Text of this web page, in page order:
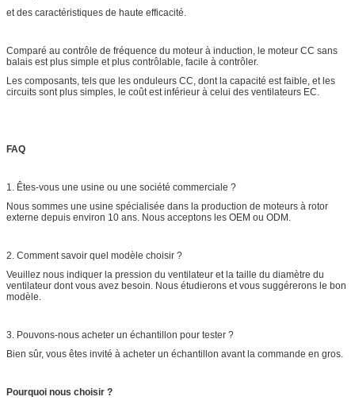
et des caractéristiques de haute efficacité.
Comparé au contrôle de fréquence du moteur à induction, le moteur CC sans
balais est plus simple et plus contrôlable, facile à contrôler.
Les composants, tels que les onduleurs CC, dont la capacité est faible, et les
circuits sont plus simples, le coût est inférieur à celui des ventilateurs EC.
FAQ
1. Êtes-vous une usine ou une société commerciale ?
Nous sommes une usine spécialisée dans la production de moteurs à rotor
externe depuis environ 10 ans. Nous acceptons les OEM ou ODM.
2. Comment savoir quel modèle choisir ?
Veuillez nous indiquer la pression du ventilateur et la taille du diamètre du
ventilateur dont vous avez besoin. Nous étudierons et vous suggérerons le bon
modèle.
3. Pouvons-nous acheter un échantillon pour tester ?
Bien sûr, vous êtes invité à acheter un échantillon avant la commande en gros.
Pourquoi nous choisir ?